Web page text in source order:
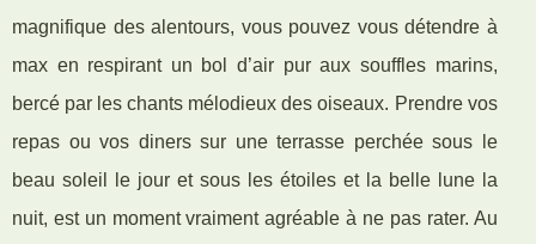
magnifique des alentours, vous pouvez vous détendre à
max en respirant un bol d’air pur aux souffles marins,
bercé par les chants mélodieux des oiseaux. Prendre vos
repas ou vos diners sur une terrasse perchée sous le
beau soleil le jour et sous les étoiles et la belle lune la
nuit, est un moment vraiment agréable à ne pas rater. Au